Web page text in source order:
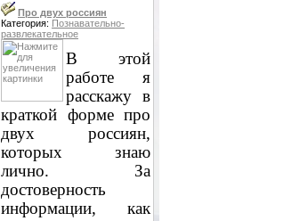
Про двух россиян
Категория: Познавательно-
развлекательное
В этой
работе я
расскажу в
краткой форме про
двух россиян,
которых знаю
лично. За
достоверность
информации, как